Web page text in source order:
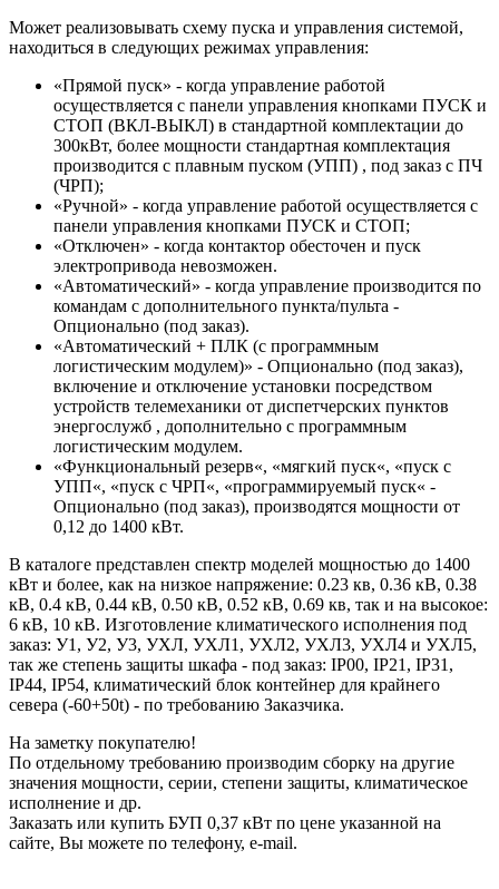
Может реализовывать схему пуска и управления системой,
находиться в следующих режимах управления:
«Прямой пуск» - когда управление работой
осуществляется с панели управления кнопками ПУСК и
СТОП (ВКЛ-ВЫКЛ) в стандартной комплектации до
300кВт, более мощности стандартная комплектация
производится с плавным пуском (УПП) , под заказ с ПЧ
(ЧРП);
«Ручной» - когда управление работой осуществляется с
панели управления кнопками ПУСК и СТОП;
«Отключен» - когда контактор обесточен и пуск
электропривода невозможен.
«Автоматический» - когда управление производится по
командам с дополнительного пункта/пульта -
Опционально (под заказ).
«Автоматический + ПЛК (с программным
логистическим модулем)» - Опционально (под заказ),
включение и отключение установки посредством
устройств телемеханики от диспетчерских пунктов
энергослужб , дополнительно с программным
логистическим модулем.
«Функциональный резерв«, «мягкий пуск«, «пуск с
УПП«, «пуск с ЧРП«, «программируемый пуск« -
Опционально (под заказ), производятся мощности от
0,12 до 1400 кВт.
В каталоге представлен спектр моделей мощностью до 1400
кВт и более, как на низкое напряжение: 0.23 кв, 0.36 кВ, 0.38
кВ, 0.4 кВ, 0.44 кВ, 0.50 кВ, 0.52 кВ, 0.69 кв, так и на высокое:
6 кВ, 10 кВ. Изготовление климатического исполнения под
заказ: У1, У2, У3, УХЛ, УХЛ1, УХЛ2, УХЛ3, УХЛ4 и УХЛ5,
так же степень защиты шкафа - под заказ: IP00, IP21, IP31,
IP44, IP54, климатический блок контейнер для крайнего
севера (-60+50t) - по требованию Заказчика.
На заметку покупателю!
По отдельному требованию производим сборку на другие
значения мощности, серии, степени защиты, климатическое
исполнение и др.
Заказать или купить БУП 0,37 кВт по цене указанной на
сайте, Вы можете по телефону, e-mail.